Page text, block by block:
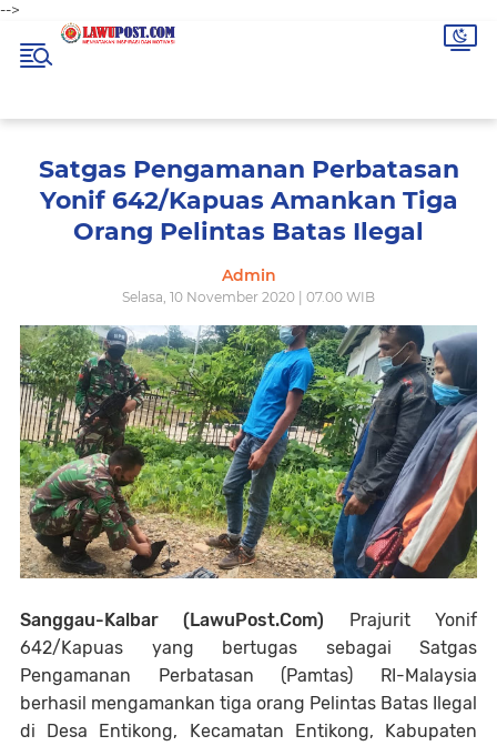
-->
Satgas Pengamanan Perbatasan
Yonif 642/Kapuas Amankan Tiga
Orang Pelintas Batas Ilegal
Admin
Selasa, 10 November 2020 | 07.00 WIB
Sanggau-Kalbar (LawuPost.Com) Prajurit Yonif
642/Kapuas yang bertugas sebagai Satgas
Pengamanan Perbatasan (Pamtas) RI-Malaysia
berhasil mengamankan tiga orang Pelintas Batas Ilegal
di Desa Entikong, Kecamatan Entikong, Kabupaten